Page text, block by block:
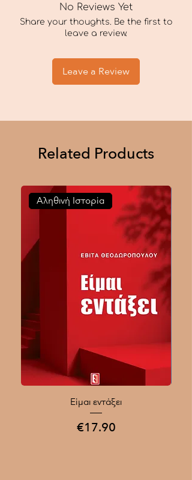
No Reviews Yet
Share your thoughts. Be the first to
leave a review.
Leave a Review
Related Products
Αληθινή Ιστορία
Είμαι εντάξει
Price
€17.90